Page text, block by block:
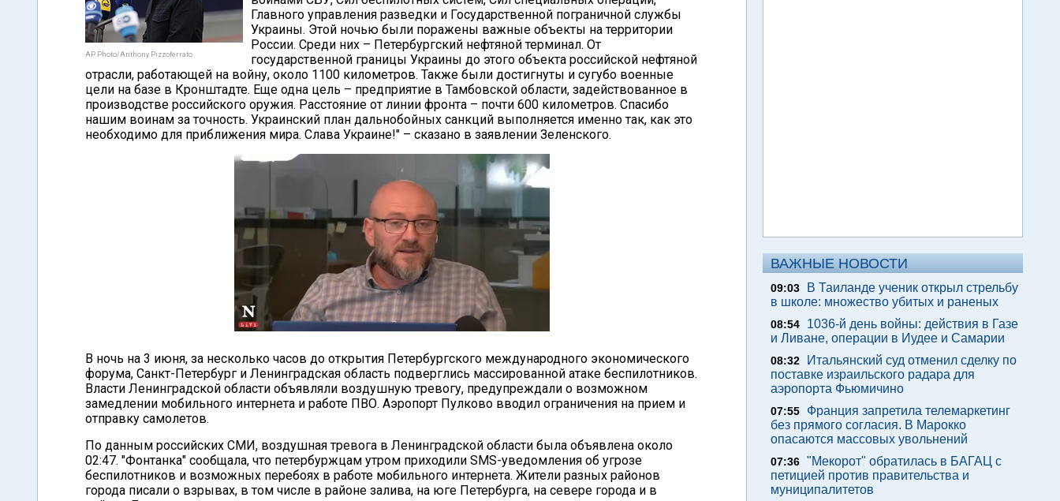
AP Photo/Anthony Pizzoferrato
Главного управления разведки и Государственной пограничной службы
Украины. Этой ночью были поражены важные объекты на территории
России. Среди них – Петербургский нефтяной терминал. От
государственной границы Украины до этого объекта российской нефтяной
отрасли, работающей на войну, около 1100 километров. Также были достигнуты и сугубо военные
цели на базе в Кронштадте. Еще одна цель – предприятие в Тамбовской области, задействованное в
производстве российского оружия. Расстояние от линии фронта – почти 600 километров. Спасибо
нашим воинам за точность. Украинский план дальнобойных санкций выполняется именно так, как это
необходимо для приближения мира. Слава Украине!" – сказано в заявлении Зеленского.
В ночь на 3 июня, за несколько часов до открытия Петербургского международного экономического
форума, Санкт-Петербург и Ленинградская область подверглись массированной атаке беспилотников.
Власти Ленинградской области объявляли воздушную тревогу, предупреждали о возможном
замедлении мобильного интернета и работе ПВО. Аэропорт Пулково вводил ограничения на прием и
отправку самолетов.
По данным российских СМИ, воздушная тревога в Ленинградской области была объявлена около
02:47. "Фонтанка" сообщала, что петербуржцам утром приходили SMS-уведомления об угрозе
беспилотников и возможных перебоях в работе мобильного интернета. Жители разных районов
города писали о взрывах, в том числе в районе залива, на юге Петербурга, на севере города и в
ВАЖНЫЕ НОВОСТИ
09:03
В Таиланде ученик открыл стрельбу
в школе: множество убитых и раненых
08:54
1036-й день войны: действия в Газе
и Ливане, операции в Иудее и Самарии
08:32
Итальянский суд отменил сделку по
поставке израильского радара для
аэропорта Фьюмичино
07:55
Франция запретила телемаркетинг
без прямого согласия. В Марокко
опасаются массовых увольнений
07:36 "Мекорот" обратилась в БАГАЦ с
петицией против правительства и
муниципалитетов